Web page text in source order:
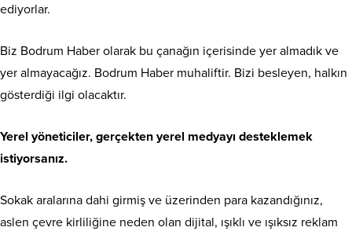
ediyorlar.
Biz Bodrum Haber olarak bu çanağın içerisinde yer almadık ve
yer almayacağız. Bodrum Haber muhaliftir. Bizi besleyen, halkın
gösterdiği ilgi olacaktır.
Yerel yöneticiler, gerçekten yerel medyayı desteklemek
istiyorsanız.
Sokak aralarına dahi girmiş ve üzerinden para kazandığınız,
aslen çevre kirliliğine neden olan dijital, ışıklı ve ışıksız reklam